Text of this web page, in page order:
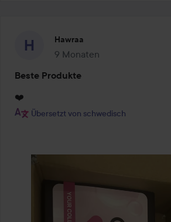
Hawraa
9 Monaten
Der Beitrag wurde 9
Beste Produkte
❤️
Übersetzt von schwedisch